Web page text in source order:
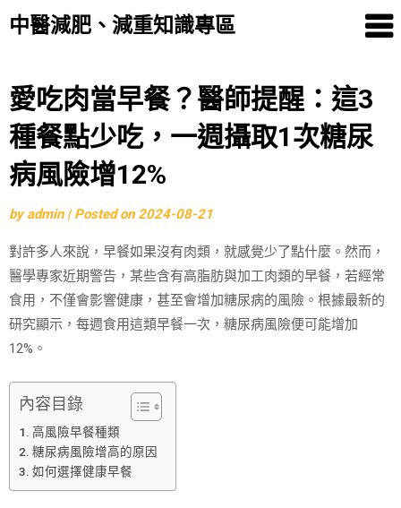
中醫減肥、減重知識專區
Skip
to
content
愛吃肉當早餐？醫師提醒：這3
種餐點少吃，一週攝取1次糖尿
病風險增12%
byadmin | Posted on2024-08-21
對許多人來說，早餐如果沒有肉類，就感覺少了點什麼。然而，
醫學專家近期警告，某些含有高脂肪與加工肉類的早餐，若經常
食用，不僅會影響健康，甚至會增加糖尿病的風險。根據最新的
研究顯示，每週食用這類早餐一次，糖尿病風險便可能增加
12%。
內容目錄
高風險早餐種類
糖尿病風險增高的原因
如何選擇健康早餐